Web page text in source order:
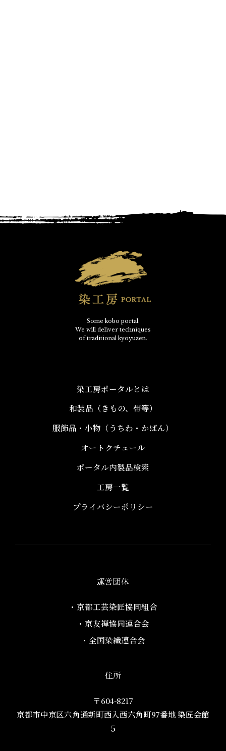
Some kobo portal.
We will deliver techniques
of traditional kyoyuzen.
染工房ポータルとは
和装品（きもの、帯等）​
服飾品・小物​（うちわ・かばん）
オートクチュール
ポータル内製品検索
工房一覧
プライバシーポリシー
運営団体
・京都工芸染匠協同組合​
・京友禅協同連合会
・全国染織連合会
住所
〒604-8217
京都市中京区六角通新町西入西六角町97番地​ 染匠会館
５